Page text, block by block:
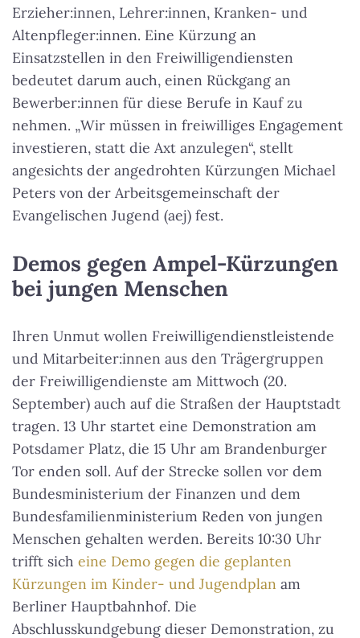
Erzieher:innen, Lehrer:innen, Kranken- und
Altenpfleger:innen. Eine Kürzung an
Einsatzstellen in den Freiwilligendiensten
bedeutet darum auch, einen Rückgang an
Bewerber:innen für diese Berufe in Kauf zu
nehmen. „Wir müssen in freiwilliges Engagement
investieren, statt die Axt anzulegen“, stellt
angesichts der angedrohten Kürzungen Michael
Peters von der Arbeitsgemeinschaft der
Evangelischen Jugend (aej) fest.
Demos gegen Ampel-Kürzungen
bei jungen Menschen
Ihren Unmut wollen Freiwilligendienstleistende
und Mitarbeiter:innen aus den Trägergruppen
der Freiwilligendienste am Mittwoch (20.
September) auch auf die Straßen der Hauptstadt
tragen. 13 Uhr startet eine Demonstration am
Potsdamer Platz, die 15 Uhr am Brandenburger
Tor enden soll. Auf der Strecke sollen vor dem
Bundesministerium der Finanzen und dem
Bundesfamilienministerium Reden von jungen
Menschen gehalten werden. Bereits 10:30 Uhr
trifft sich eine Demo gegen die geplanten
Kürzungen im Kinder- und Jugendplan am
Berliner Hauptbahnhof. Die
Abschlusskundgebung dieser Demonstration, zu